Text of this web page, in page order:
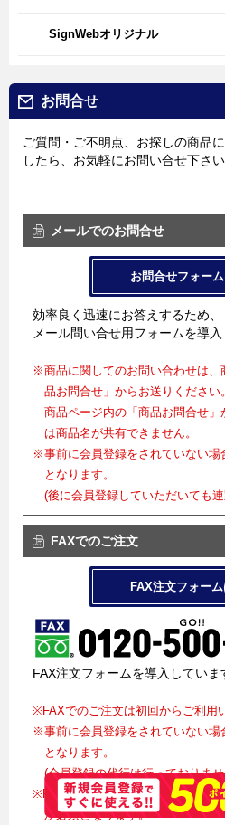
SignWebオリジナル
お問合せ
ご質問・ご不明点、お探しの商品
したら、お気軽にお問い合せ下さい
メールでのお問合せ
お問合せフォー
効率良く迅速にお答えするため、
メール問い合せ用フォームを導入
※商品に関してのお問い合わせは、
品お問合せ」からお送りください。
商品ページ内の「商品お問合せ
は商品名が共有できません。
※事前に会員登録をされていない場
となります。
(後に会員登録していただいても
FAXでのご注文
FAX注文フォー
FAX注文フォームを導入していま
※FAXでのご注文は初回からご利用
※事前に会員登録をされていない場
となります。
(会員登録の代行は行っておりま
※FAXでご注文をお受けした後、正
が必須となります。